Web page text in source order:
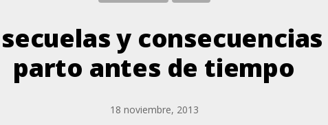
y
parto antes de tiempo
18 noviembre, 2013